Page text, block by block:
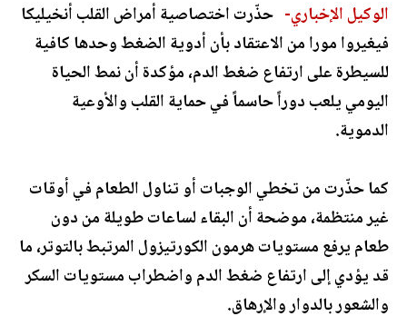
الوكيل الإخباري- حذّرت اختصاصية أمراض القلب أنخيليكا
فيغيروا مورا من الاعتقاد بأن أدوية الضغط وحدها كافية
للسيطرة على ارتفاع ضغط الدم، مؤكدة أن نمط الحياة
اليومي يلعب دوراً حاسماً في حماية القلب والأوعية
الدموية.
كما حذّرت من تخطي الوجبات أو تناول الطعام في أوقات
غير منتظمة، موضحة أن البقاء لساعات طويلة من دون
طعام يرفع مستويات هرمون الكورتيزول المرتبط بالتوتر، ما
قد يؤدي إلى ارتفاع ضغط الدم واضطراب مستويات السكر
والشعور بالدوار والإرهاق.